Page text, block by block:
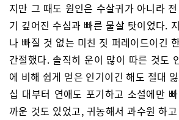
지만 그 때도 원인은 수살귀가 아니라
기 깊어진 수심과 빠른 물살 탓이었다.
나 빠질 것 없는 미친 짓 퍼레이드이긴
간절했다. 솔직히 운이 많이 따른 것도
에 비해 쉽게 얻은 인기이긴 해도 절대
십 대부터 연애도 포기하고 소설에만
까운 것도 있었고, 귀농해서 과수원 하